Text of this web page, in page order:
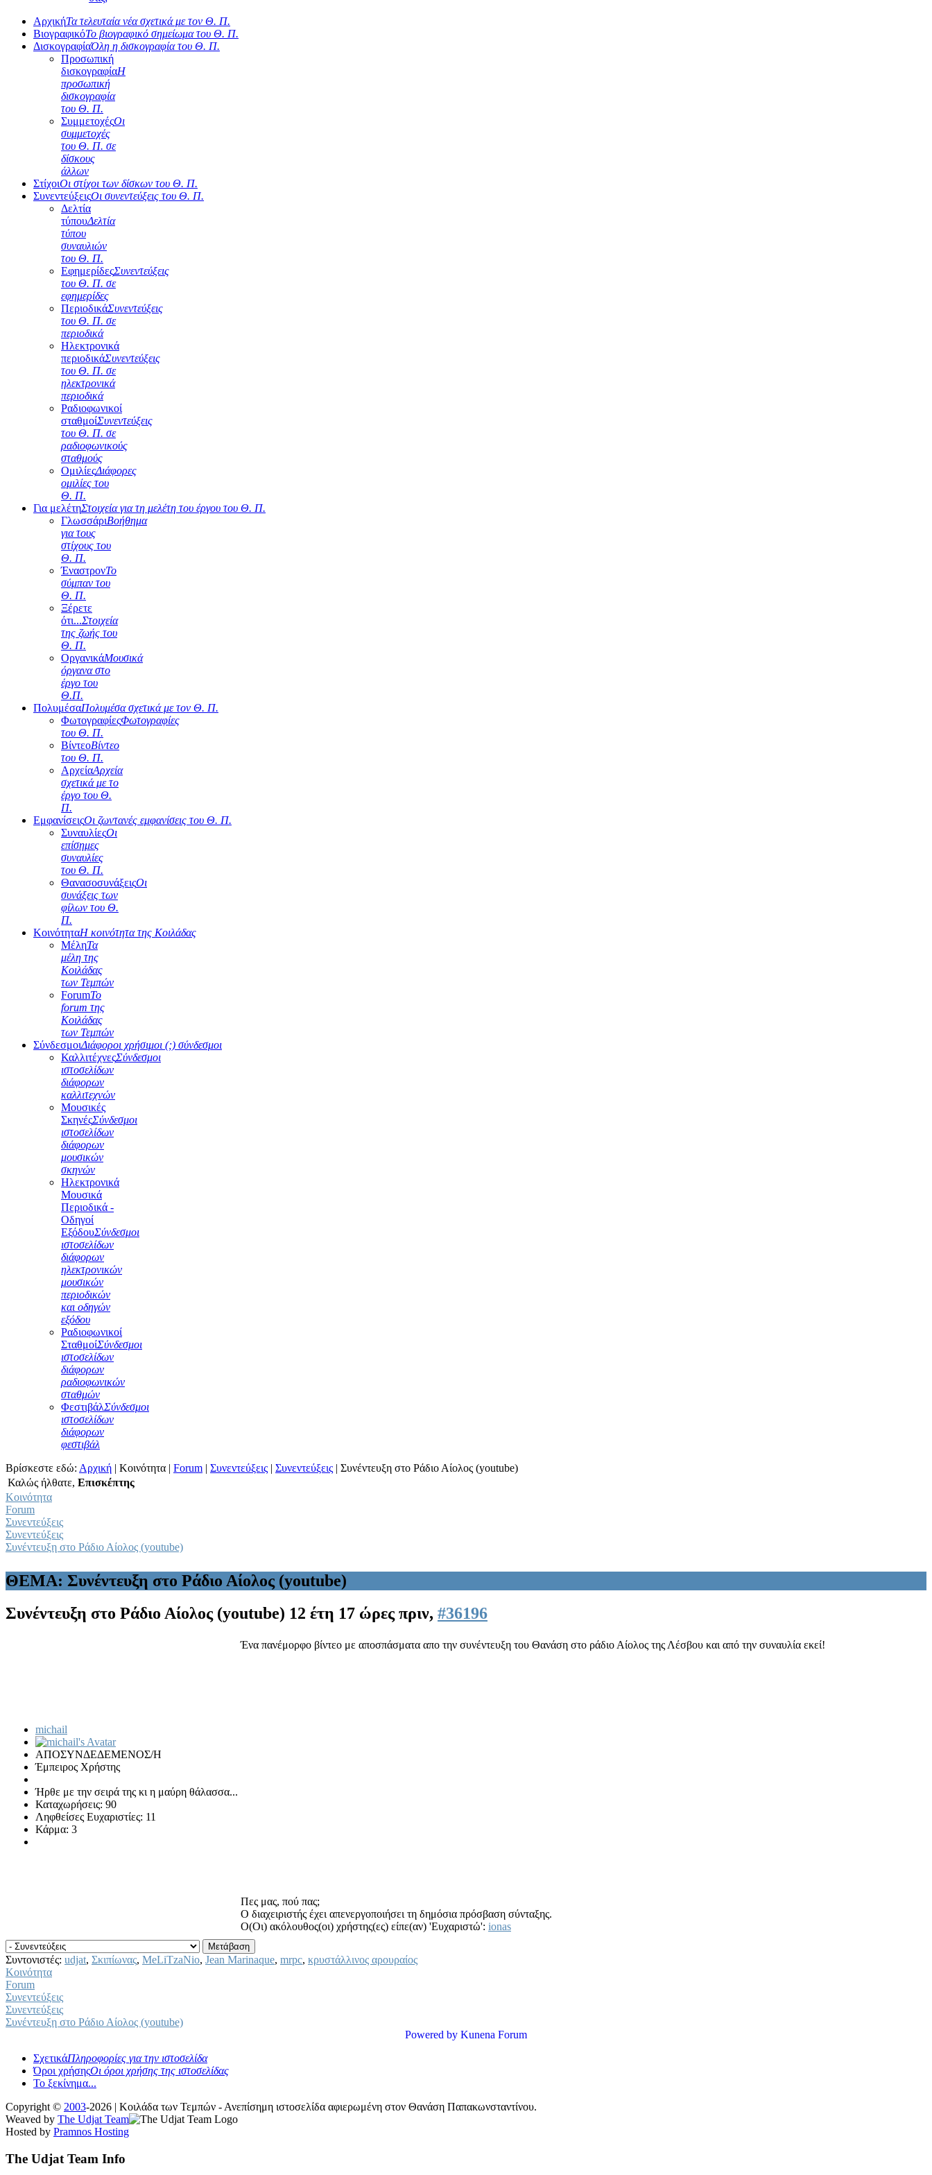
ΑρχικήΤα τελευταία νέα σχετικά με τον Θ. Π.
ΒιογραφικόΤο βιογραφικό σημείωμα του Θ. Π.
ΔισκογραφίαΌλη η δισκογραφία του Θ. Π.
Προσωπική
δισκογραφίαΗ
προσωπική
δισκογραφία
του Θ. Π.
ΣυμμετοχέςΟι
συμμετοχές
του Θ. Π. σε
δίσκους
άλλων
ΣτίχοιΟι στίχοι των δίσκων του Θ. Π.
ΣυνεντεύξειςΟι συνεντεύξεις του Θ. Π.
Δελτία
τύπουΔελτία
τύπου
συναυλιών
του Θ. Π.
ΕφημερίδεςΣυνεντεύξεις
του Θ. Π. σε
εφημερίδες
ΠεριοδικάΣυνεντεύξεις
του Θ. Π. σε
περιοδικά
Ηλεκτρονικά
περιοδικάΣυνεντεύξεις
του Θ. Π. σε
ηλεκτρονικά
περιοδικά
Ραδιοφωνικοί
σταθμοίΣυνεντεύξεις
του Θ. Π. σε
ραδιοφωνικούς
σταθμούς
ΟμιλίεςΔιάφορες
ομιλίες του
Θ. Π.
Για μελέτηΣτοιχεία για τη μελέτη του έργου του Θ. Π.
ΓλωσσάριΒοήθημα
για τους
στίχους του
Θ. Π.
ΈναστρονΤο
σύμπαν του
Θ. Π.
Ξέρετε
ότι...Στοιχεία
της ζωής του
Θ. Π.
ΟργανικάΜουσικά
όργανα στο
έργο του
Θ.Π.
ΠολυμέσαΠολυμέσα σχετικά με τον Θ. Π.
ΦωτογραφίεςΦωτογραφίες
του Θ. Π.
ΒίντεοΒίντεο
του Θ. Π.
ΑρχείαΑρχεία
σχετικά με το
έργο του Θ.
Π.
ΕμφανίσειςΟι ζωντανές εμφανίσεις του Θ. Π.
ΣυναυλίεςΟι
επίσημες
συναυλίες
του Θ. Π.
ΘανασοσυνάξειςΟι
συνάξεις των
φίλων του Θ.
Π.
ΚοινότηταΗ κοινότητα της Κοιλάδας
ΜέληΤα
μέλη της
Κοιλάδας
των Τεμπών
ForumΤο
forum της
Κοιλάδας
των Τεμπών
ΣύνδεσμοιΔιάφοροι χρήσιμοι (;) σύνδεσμοι
ΚαλλιτέχνεςΣύνδεσμοι
ιστοσελίδων
διάφορων
καλλιτεχνών
Μουσικές
ΣκηνέςΣύνδεσμοι
ιστοσελίδων
διάφορων
μουσικών
σκηνών
Ηλεκτρονικά
Μουσικά
Περιοδικά -
Οδηγοί
ΕξόδουΣύνδεσμοι
ιστοσελίδων
διάφορων
ηλεκτρονικών
μουσικών
περιοδικών
και οδηγών
εξόδου
Ραδιοφωνικοί
ΣταθμοίΣύνδεσμοι
ιστοσελίδων
διάφορων
ραδιοφωνικών
σταθμών
ΦεστιβάλΣύνδεσμοι
ιστοσελίδων
διάφορων
φεστιβάλ
Βρίσκεστε εδώ: Αρχική | Κοινότητα | Forum | Συνεντεύξεις | Συνεντεύξεις | Συνέντευξη στο Ράδιο Αίολος (youtube)
Καλώς ήλθατε, Επισκέπτης
Κοινότητα
Forum
Συνεντεύξεις
Συνεντεύξεις
Συνέντευξη στο Ράδιο Αίολος (youtube)
ΘΕΜΑ: Συνέντευξη στο Ράδιο Αίολος (youtube)
Συνέντευξη στο Ράδιο Αίολος (youtube) 12 έτη 17 ώρες πριν, #36196
michail
ΑΠΟΣΥΝΔΕΔΕΜΕΝΟΣ/Η
Έμπειρος Χρήστης
Ήρθε με την σειρά της κι η μαύρη θάλασσα...
Καταχωρήσεις: 90
Ληφθείσες Ευχαριστίες: 11
Κάρμα: 3
Ένα πανέμορφο βίντεο με αποσπάσματα απο την συνέντευξη του Θανάση στο ράδιο Αίολος της Λέσβου και από την συναυλία εκεί!
Πες μας, πού πας;
Ο διαχειριστής έχει απενεργοποιήσει τη δημόσια πρόσβαση σύνταξης.
Ο(Οι) ακόλουθος(οι) χρήστης(ες) είπε(αν) 'Ευχαριστώ': ionas
Συντονιστές: udjat, Σκιπίωνας, MeLiTzaNio, Jean Marinaque, mrpc, κρυστάλλινος αρουραίος
Κοινότητα
Forum
Συνεντεύξεις
Συνεντεύξεις
Συνέντευξη στο Ράδιο Αίολος (youtube)
Powered by Kunena Forum
ΣχετικάΠληροφορίες για την ιστοσελίδα
Όροι χρήσηςΟι όροι χρήσης της ιστοσελίδας
Το ξεκίνημα...
Copyright © 2003-2026 | Κοιλάδα των Τεμπών - Ανεπίσημη ιστοσελίδα αφιερωμένη στον Θανάση Παπακωνσταντίνου.
Weaved by The Udjat Team
Hosted by Pramnos Hosting
The Udjat Team Info